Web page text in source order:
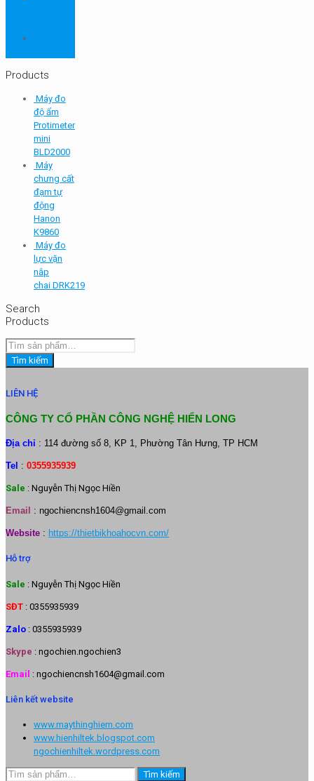
Products
Máy đo
độ ẩm
Protimeter
mini
BLD2000
Máy
chưng cất
đạm tự
động
Hanon
K9860
Máy đo
lực vặn
nắp
chai DRK219
Search
Products
Tìm
kiếm:
Tìm kiếm
LIÊN HỆ
CÔNG TY CỔ PHẦN CÔNG NGHỆ HIỂN LONG
Địa chỉ : 114 đường số 8, KP 1, Phường Tân Hưng, TP HCM
Tel : 0355935939
Sale : Nguyễn Thị Ngọc Hiền
Email : ngochiencnsh1604@gmail.com
Website : https://thietbikhoahocvn.com/
Hỗ trợ
Sale : Nguyễn Thị Ngọc Hiền
SĐT : 0355935939
Zalo : 0355935939
Skype : ngochien.ngochien3
Email : ngochiencnsh1604@gmail.com
Liên kết website
www.maythinghiem.com
www.hienhiltek.blogspot.com
ngochienhiltek.wordpress.com
Tìm Tìm kiếm